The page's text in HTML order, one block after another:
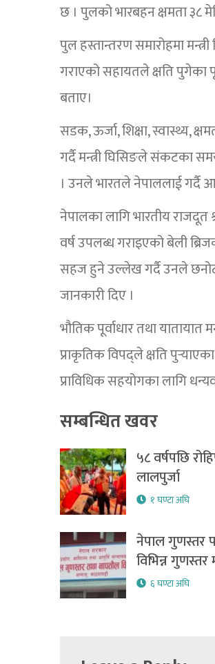
छ । पुलको भारबहन क्षमता ३८
पुल हस्तान्तरण समारोहमा
गराएको सहायतले क्षति पुगेका
बताए।
सडक, ऊर्जा, शिक्षा, स्वास्थ्य,
गर्दै मन्त्री घिसिङले संकटका
। उनले भारतले नेपाललाई गर्दै
नेपालका लागि भारतीय
वर्ष उपलब्ध गराइएको बेली
सहज हुने उल्लेख गर्दै उनले छनोट
जानकारी दिए ।
भौतिक पूर्वाधार तथा
प्राकृतिक विपद्ले क्षति
प्राविधिक सहयोगका लागि
सम्बन्धित खवर
५८ वर्षपछि
लालपुर्जा
१ घण्टा अघि
नेपाल गुणस्तर
विभिन्न
६ घण्टा अघि